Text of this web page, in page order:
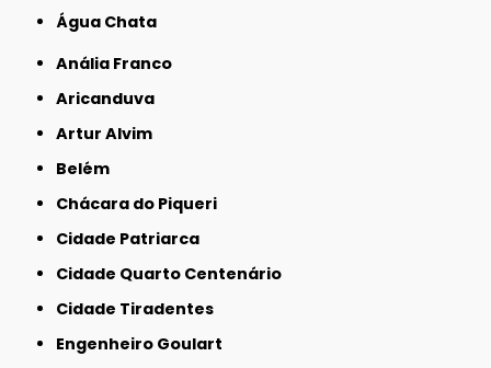
Água Chata
Anália Franco
Aricanduva
Artur Alvim
Belém
Chácara do Piqueri
Cidade Patriarca
Cidade Quarto Centenário
Cidade Tiradentes
Engenheiro Goulart